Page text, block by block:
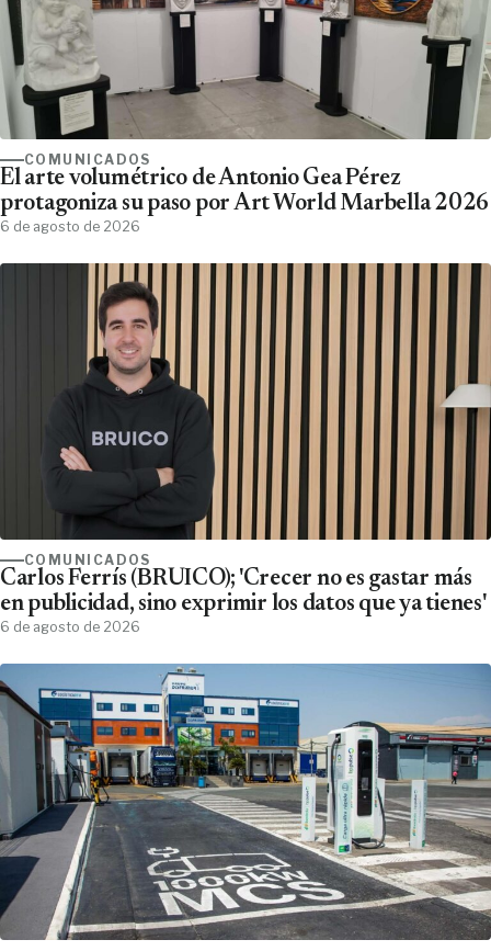
COMUNICADOS
El arte volumétrico de Antonio Gea Pérez
protagoniza su paso por Art World Marbella 2026
6 de agosto de 2026
COMUNICADOS
Carlos Ferrís (BRUICO); 'Crecer no es gastar más
en publicidad, sino exprimir los datos que ya tienes'
6 de agosto de 2026